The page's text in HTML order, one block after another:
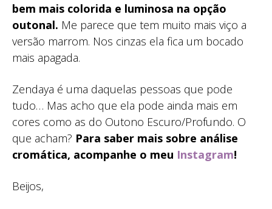
bem mais colorida e luminosa na opção
outonal. Me parece que tem muito mais viço a
versão marrom. Nos cinzas ela fica um bocado
mais apagada.
Zendaya é uma daquelas pessoas que pode
tudo… Mas acho que ela pode ainda mais em
cores como as do Outono Escuro/Profundo. O
que acham? Para saber mais sobre análise
cromática, acompanhe o meu Instagram!
Beijos,